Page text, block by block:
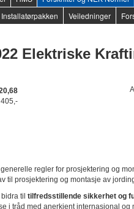
Installatørpakken Veiledninger
Elektriske
regler for prosjektering og
til prosjektering og montasje av
til tilfredsstillende sikkerhet og
i tråd med anerkjent internasjonal og